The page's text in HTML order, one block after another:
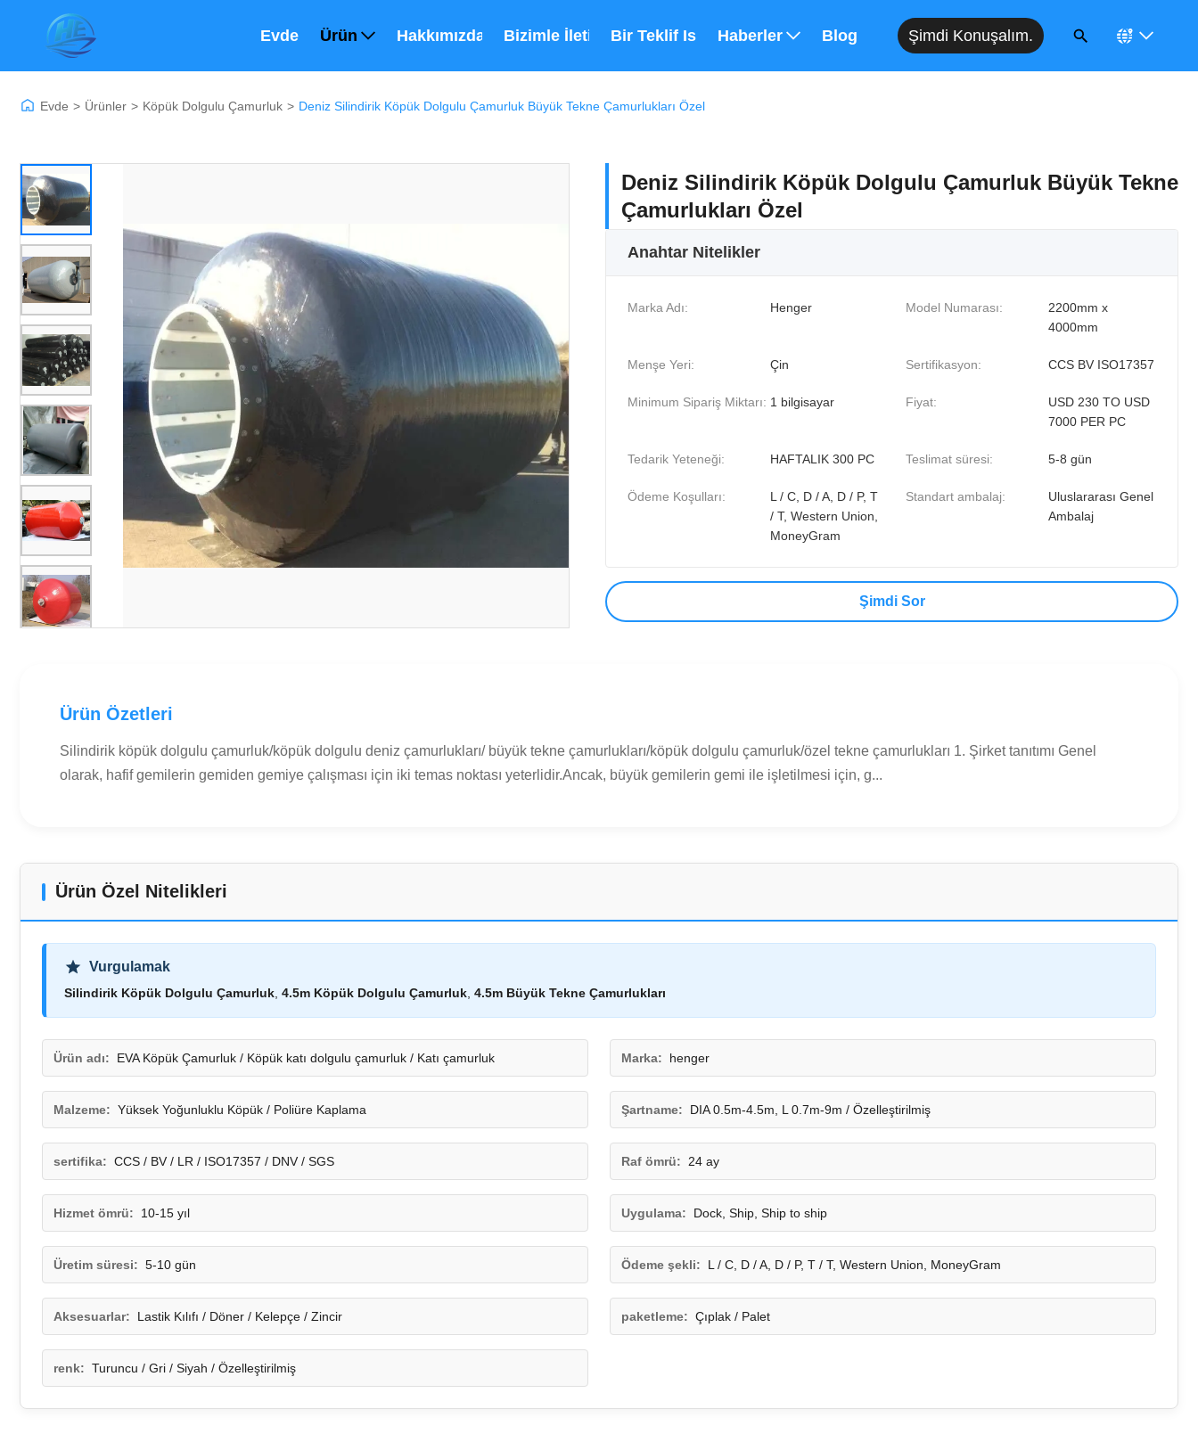
Evde Ürün Hakkımızda Bizimle İletişimBir Teklif IsteğiHaberler Blog Şimdi Konuşalım.
Evde > Ürünler > Köpük Dolgulu Çamurluk > Deniz Silindirik Köpük Dolgulu Çamurluk Büyük Tekne Çamurlukları Özel
Deniz Silindirik Köpük Dolgulu Çamurluk Büyük Tekne
Çamurlukları Özel
Anahtar Nitelikler
Marka Adı: Henger Model Numarası:
2200mm x
4000mm
Menşe Yeri: Çin Sertifikasyon: CCS BV ISO17357
Minimum Sipariş Miktarı: 1 bilgisayar Fiyat:
USD 230 TO USD
7000 PER PC
Tedarik Yeteneği: HAFTALIK 300 PC Teslimat süresi: 5-8 gün
Ödeme Koşulları:
L / C, D / A, D / P, T
/ T, Western Union,
MoneyGram
Standart ambalaj:
Uluslararası Genel
Ambalaj
Şimdi Sor
Ürün Özetleri
Silindirik köpük dolgulu çamurluk/köpük dolgulu deniz çamurlukları/ büyük tekne çamurlukları/köpük dolgulu çamurluk/özel tekne çamurlukları 1. Şirket tanıtımı Genel
olarak, hafif gemilerin gemiden gemiye çalışması için iki temas noktası yeterlidir.Ancak, büyük gemilerin gemi ile işletilmesi için, g...
Ürün Özel Nitelikleri
Vurgulamak
Silindirik Köpük Dolgulu Çamurluk 4.5m Köpük Dolgulu Çamurluk 4.5m Büyük Tekne Çamurlukları
Ürün adı: EVA Köpük Çamurluk / Köpük katı dolgulu çamurluk / Katı çamurluk Marka: henger
Malzeme: Yüksek Yoğunluklu Köpük / Poliüre Kaplama Şartname: DIA 0.5m-4.5m, L 0.7m-9m / Özelleştirilmiş
sertifika: CCS / BV / LR / ISO17357 / DNV / SGS Raf ömrü: 24 ay
Hizmet ömrü: 10-15 yıl Uygulama: Dock, Ship, Ship to ship
Üretim süresi: 5-10 gün Ödeme şekli: L / C, D / A, D / P, T / T, Western Union, MoneyGram
Aksesuarlar: Lastik Kılıfı / Döner / Kelepçe / Zincir paketleme: Çıplak / Palet
renk: Turuncu / Gri / Siyah / Özelleştirilmiş